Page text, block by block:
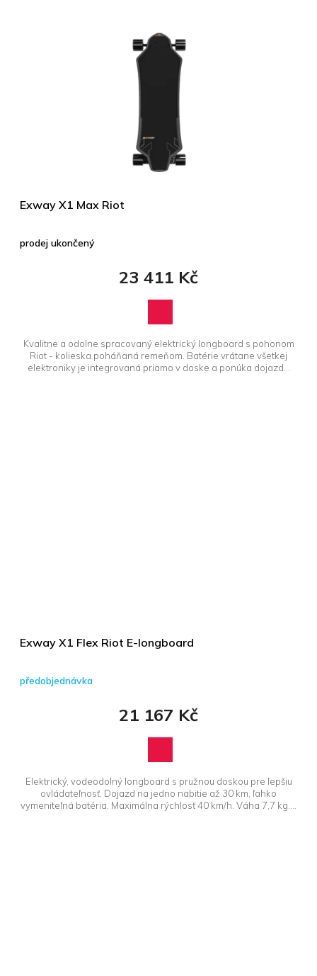
Exway X1 Max Riot
prodej ukončený
23 411 Kč
Kvalitne a odolne spracovaný elektrický longboard s pohonom
Riot - kolieska poháňaná remeňom. Batérie vrátane všetkej
elektroniky je integrovaná priamo v doske a ponúka dojazd...
Exway X1 Flex Riot E-longboard
předobjednávka
21 167 Kč
Elektrický, vodeodolný longboard s pružnou doskou pre lepšiu
ovládateľnosť. Dojazd na jedno nabitie až 30 km, ľahko
vymeniteľná batéria. Maximálna rýchlosť 40 km/h. Váha 7,7 kg....